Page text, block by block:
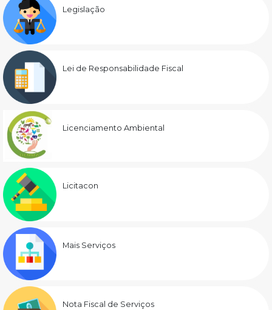
Legislação
Lei de Responsabilidade Fiscal
Licenciamento Ambiental
Licitacon
Mais Serviços
Nota Fiscal de Serviços